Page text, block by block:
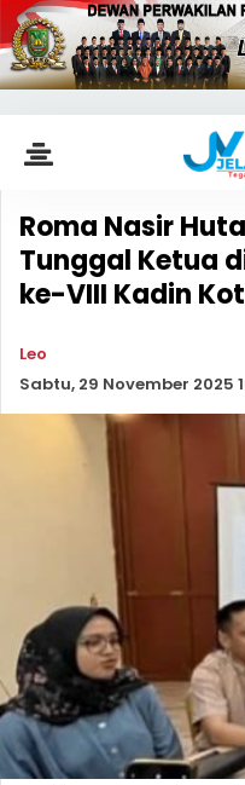
Roma Nasir
Tunggal Ketua
ke-VIII Kadin
Leo
Sabtu, 29 November 2025